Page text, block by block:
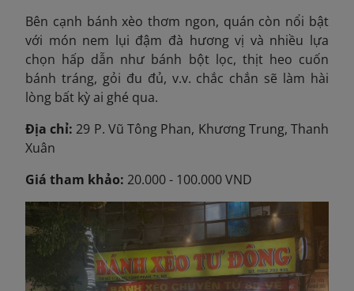
Bên cạnh bánh xèo thơm ngon, quán còn nổi bật
với món nem lụi đậm đà hương vị và nhiều lựa
chọn hấp dẫn như bánh bột lọc, thịt heo cuốn
bánh tráng, gỏi đu đủ, v.v. chắc chắn sẽ làm hài
lòng bất kỳ ai ghé qua.
Địa chỉ: 29 P. Vũ Tông Phan, Khương Trung, Thanh
Xuân
Giá tham khảo: 20.000 - 100.000 VND